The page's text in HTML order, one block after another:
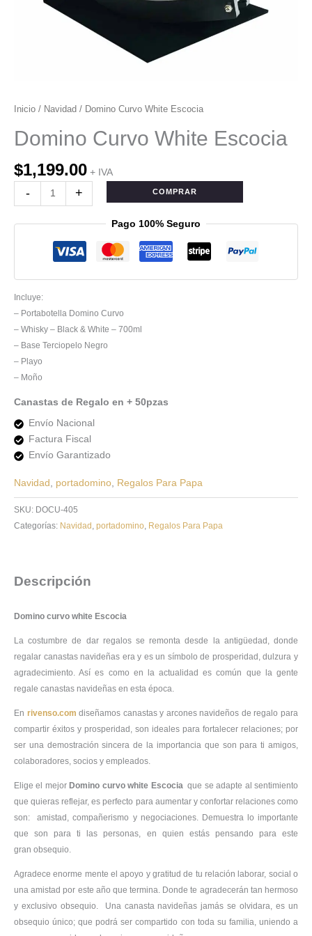
Inicio / Navidad / Domino Curvo White Escocia
Domino Curvo White Escocia
$1,199.00 + IVA
- + COMPRAR
Pago 100% Seguro
Incluye:
– Portabotella Domino Curvo
– Whisky – Black & White – 700ml
– Base Terciopelo Negro
– Playo
– Moño
Canastas de Regalo en + 50pzas
Envío Nacional
Factura Fiscal
Envío Garantizado
Navidad portadomino Regalos Para Papa
SKU: DOCU-405
Categorías: Navidad , portadomino, Regalos Para Papa
Descripción
Domino curvo white Escocia
La costumbre de dar regalos se remonta desde la antigüedad, donde
regalar canastas navideñas era y es un símbolo de prosperidad, dulzura y
agradecimiento. Así es como en la actualidad es común que la gente
regale canastas navideñas en esta época.
En rivenso.com diseñamos canastas y arcones navideños de regalo para
compartir éxitos y prosperidad, son ideales para fortalecer relaciones; por
ser una demostración sincera de la importancia que son para ti amigos,
colaboradores, socios y empleados.
Elige el mejorDomino curvo white Escociaque se adapte al sentimiento
que quieras reflejar, es perfecto para aumentar y confortar relaciones como
son: amistad, compañerismo y negociaciones. Demuestra lo importante
que son para ti las personas, en quien estás pensando para este
gran obsequio.
Agradece enorme mente el apoyo y gratitud de tu relación laborar, social o
una amistad por este año que termina. Donde te agradecerán tan hermoso
y exclusivo obsequio. Una canasta navideñas jamás se olvidara, es un
obsequio único; que podrá ser compartido con toda su familia, uniendo a